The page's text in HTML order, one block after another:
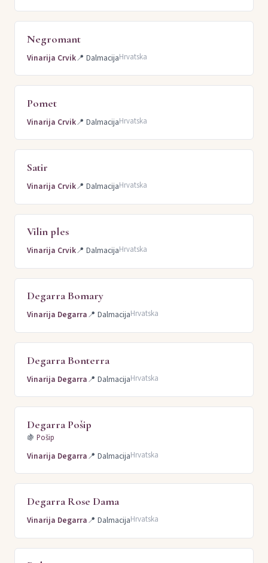
Negromant
Vinarija Crvik📍 DalmacijaHrvatska
Pomet
Vinarija Crvik📍 DalmacijaHrvatska
Satir
Vinarija Crvik📍 DalmacijaHrvatska
Vilin ples
Vinarija Crvik📍 DalmacijaHrvatska
Degarra Bomary
Vinarija Degarra📍 DalmacijaHrvatska
Degarra Bonterra
Vinarija Degarra📍 DalmacijaHrvatska
Degarra Pošip
🍇 Pošip
Vinarija Degarra📍 DalmacijaHrvatska
Degarra Rose Dama
Vinarija Degarra📍 DalmacijaHrvatska